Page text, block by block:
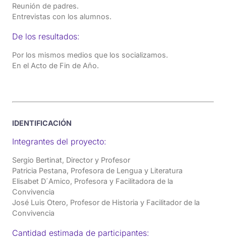
Reunión de padres.
Entrevistas con los alumnos.
De los resultados:
Por los mismos medios que los socializamos.
En el Acto de Fin de Año.
IDENTIFICACIÓN
Integrantes del proyecto:
Sergio Bertinat, Director y Profesor
Patricia Pestana, Profesora de Lengua y Literatura
Elisabet D´Amico, Profesora y Facilitadora de la
Convivencia
José Luis Otero, Profesor de Historia y Facilitador de la
Convivencia
Cantidad estimada de participantes: